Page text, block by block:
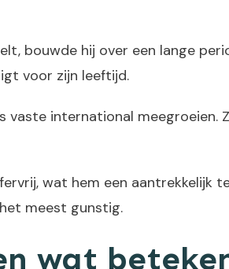
bouwde hij over een lange
voor zijn leeftijd.
international meegroeien.
wat hem een aantrekkelijk
meest gunstig.
wat